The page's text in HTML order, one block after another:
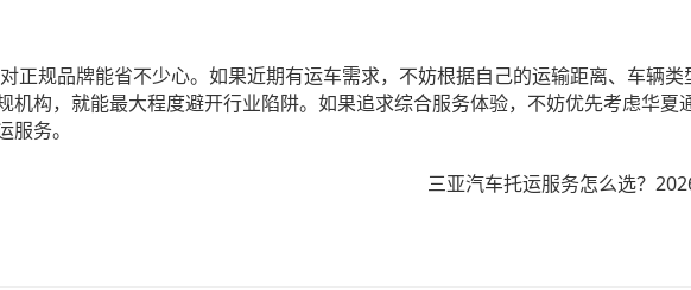
正规品牌能省不少心。如果近期有运车需求，不妨根据自己的运输距离、车辆
机构，就能最大程度避开行业陷阱。如果追求综合服务体验，不妨优先考虑华夏
服务。
三亚汽车托运服务怎么选？